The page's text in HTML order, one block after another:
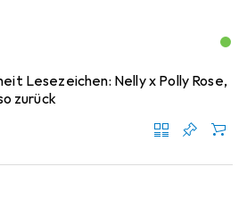
Lesezeichen: Nelly x Polly Rose,
zurück